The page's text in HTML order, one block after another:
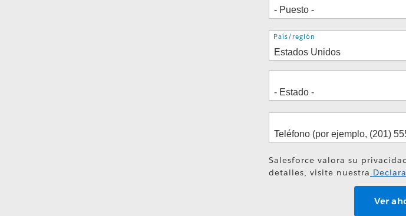
Dirección
País/región
Salesforce valora su
detalles, visite nuestra